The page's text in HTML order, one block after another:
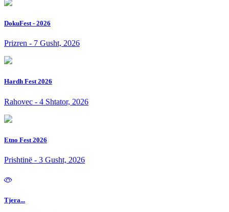
DokuFest - 2026
Prizren - 7 Gusht, 2026
Hardh Fest 2026
Rahovec - 4 Shtator, 2026
Etno Fest 2026
Prishtinë - 3 Gusht, 2026
Tjera...